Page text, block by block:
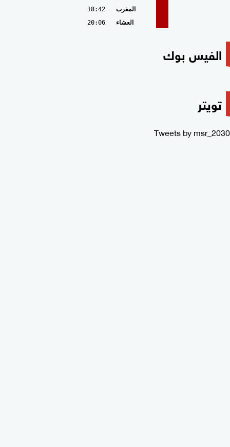
المغرب
18:42
العشاء
20:06
الفيس بوك
تويتر
Tweets by msr_2030